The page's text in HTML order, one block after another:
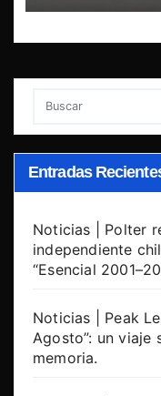
Entradas
Noticias | Polter
independiente
“Esencial
Noticias | Peak
Agosto”: un viaje
memoria.